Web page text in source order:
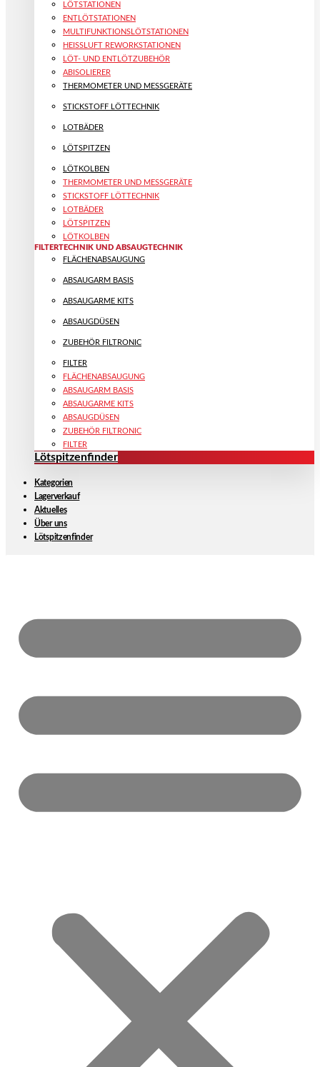
LÖTSTATIONEN
ENTLÖTSTATIONEN
MULTIFUNKTIONS­LÖTSTATIONEN
HEISSLUFT REWORKSTATIONEN
LÖT- UND ENTLÖTZUBEHÖR
ABISOLIERER
THERMOMETER UND MESSGERÄTE
STICKSTOFF LÖTTECHNIK
LOTBÄDER
LÖTSPITZEN
LÖTKOLBEN
THERMOMETER UND MESSGERÄTE
STICKSTOFF LÖTTECHNIK
LOTBÄDER
LÖTSPITZEN
LÖTKOLBEN
FILTERTECHNIK UND ABSAUGTECHNIK
FLÄCHENABSAUGUNG
ABSAUGARM BASIS
ABSAUGARME KITS
ABSAUGDÜSEN
ZUBEHÖR FILTRONIC
FILTER
FLÄCHENABSAUGUNG
ABSAUGARM BASIS
ABSAUGARME KITS
ABSAUGDÜSEN
ZUBEHÖR FILTRONIC
FILTER
Lötspitzenfinder
Kategorien
Lagerverkauf
Aktuelles
Über uns
Lötspitzenfinder